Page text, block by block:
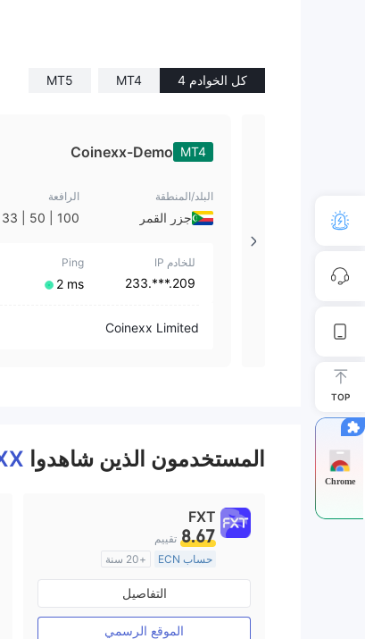
كل الخوادم 4 MT4
MT5
MT4
Coinexx-Demo
البلد/المنطقة
جزر القمر
الرافعة
للخادم IP
209.***.233
Ping
⁦2 ms⁩
Coinexx Limited
المستخدمون الذين شاهدوا
FXT
8.67 تقييم
حساب ECN
+20 سنة
منظمة في أستراليا
صناعة السوق (MM)
رخصة كاملة ميتاتريدر ٤
التفاصيل
الموقع الرسمي
TOP
Chrome